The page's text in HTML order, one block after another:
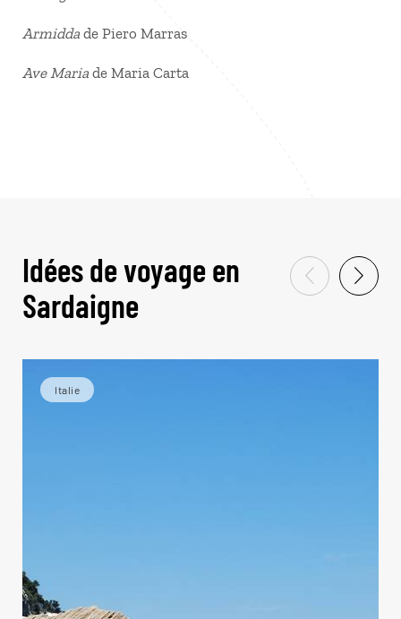
Armidda de Piero Marras
Ave Maria de Maria Carta
Idées de voyage en
Sardaigne
Italie